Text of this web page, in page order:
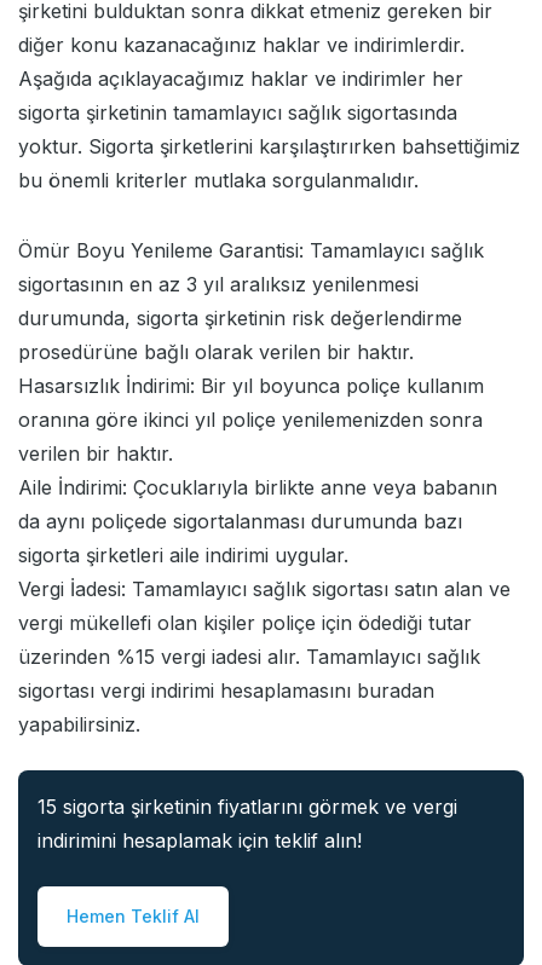
şirketini bulduktan sonra dikkat etmeniz gereken bir
diğer konu kazanacağınız haklar ve indirimlerdir.
Aşağıda açıklayacağımız haklar ve indirimler her
sigorta şirketinin tamamlayıcı sağlık sigortasında
yoktur. Sigorta şirketlerini karşılaştırırken bahsettiğimiz
bu önemli kriterler mutlaka sorgulanmalıdır.
Ömür Boyu Yenileme Garantisi: Tamamlayıcı sağlık
sigortasının en az 3 yıl aralıksız yenilenmesi
durumunda, sigorta şirketinin risk değerlendirme
prosedürüne bağlı olarak verilen bir haktır.
Hasarsızlık İndirimi: Bir yıl boyunca poliçe kullanım
oranına göre ikinci yıl poliçe yenilemenizden sonra
verilen bir haktır.
Aile İndirimi: Çocuklarıyla birlikte anne veya babanın
da aynı poliçede sigortalanması durumunda bazı
sigorta şirketleri aile indirimi uygular.
Vergi İadesi: Tamamlayıcı sağlık sigortası satın alan ve
vergi mükellefi olan kişiler poliçe için ödediği tutar
üzerinden %15 vergi iadesi alır. Tamamlayıcı sağlık
sigortası vergi indirimi hesaplamasını buradan
yapabilirsiniz.
15 sigorta şirketinin fiyatlarını görmek ve vergi
indirimini hesaplamak için teklif alın!
Hemen Teklif Al